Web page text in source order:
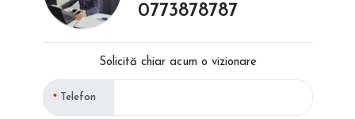
0773878787
Solicită chiar acum o vizionare
Telefon